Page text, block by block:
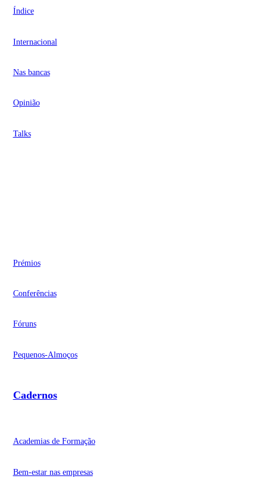
Índice
Internacional
Nas bancas
Opinião
Talks
Prémios
Conferências
Fóruns
Pequenos-Almoços
Cadernos
Academias de Formação
Bem-estar nas empresas